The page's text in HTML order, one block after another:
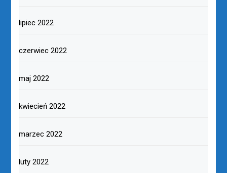
lipiec 2022
czerwiec 2022
maj 2022
kwiecień 2022
marzec 2022
luty 2022